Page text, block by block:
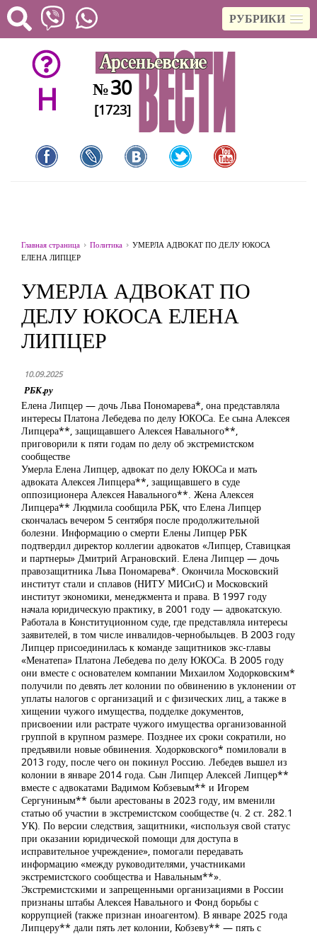
РУБРИКИ
H №30
[1723]
Главная страница Политика
УМЕРЛА АДВОКАТ ПО ДЕЛУ ЮКОСА
ЕЛЕНА ЛИПЦЕР
УМЕРЛА АДВОКАТ ПО
ДЕЛУ ЮКОСА ЕЛЕНА
ЛИПЦЕР
10.09.2025
РБК.ру
Елена Липцер — дочь Льва Пономарева*, она представляла
интересы Платона Лебедева по делу ЮКОСа. Ее сына Алексея
Липцера**, защищавшего Алексея Навального**,
приговорили к пяти годам по делу об экстремистском
сообществе
Умерла Елена Липцер, адвокат по делу ЮКОСа и мать
адвоката Алексея Липцера**, защищавшего в суде
оппозиционера Алексея Навального**. Жена Алексея
Липцера** Людмила сообщила РБК, что Елена Липцер
скончалась вечером 5 сентября после продолжительной
болезни. Информацию о смерти Елены Липцер РБК
подтвердил директор коллегии адвокатов «Липцер, Ставицкая
и партнеры» Дмитрий Аграновский. Елена Липцер — дочь
правозащитника Льва Пономарева*. Окончила Московский
институт стали и сплавов (НИТУ МИСиС) и Московский
институт экономики, менеджмента и права. В 1997 году
начала юридическую практику, в 2001 году — адвокатскую.
Работала в Конституционном суде, где представляла интересы
заявителей, в том числе инвалидов-чернобыльцев. В 2003 году
Липцер присоединилась к команде защитников экс-главы
«Менатепа» Платона Лебедева по делу ЮКОСа. В 2005 году
они вместе с основателем компании Михаилом Ходорковским*
получили по девять лет колонии по обвинению в уклонении от
уплаты налогов с организаций и с физических лиц, а также в
хищении чужого имущества, подделке документов,
присвоении или растрате чужого имущества организованной
группой в крупном размере. Позднее их сроки сократили, но
предъявили новые обвинения. Ходорковского* помиловали в
2013 году, после чего он покинул Россию. Лебедев вышел из
колонии в январе 2014 года. Сын Липцер Алексей Липцер**
вместе с адвокатами Вадимом Кобзевым** и Игорем
Сергуниным** были арестованы в 2023 году, им вменили
статью об участии в экстремистском сообществе (ч. 2 ст. 282.1
УК). По версии следствия, защитники, «используя свой статус
при оказании юридической помощи для доступа в
исправительное учреждение», помогали передавать
информацию «между руководителями, участниками
экстремистского сообщества и Навальным**».
Экстремистскими и запрещенными организациями в России
признаны штабы Алексея Навального и Фонд борьбы с
коррупцией (также признан иноагентом). В январе 2025 года
Липцеру** дали пять лет колонии, Кобзеву** — пять с